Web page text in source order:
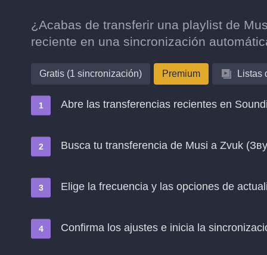
¿Acabas de transferir una playlist de
reciente en una sincronización
Gratis (1 sincronización) Premium Listas
Abre las transferencias recientes en
Busca tu transferencia de Musi a Zvuk
Elige la frecuencia y las opciones de
Confirma los ajustes e inicia la